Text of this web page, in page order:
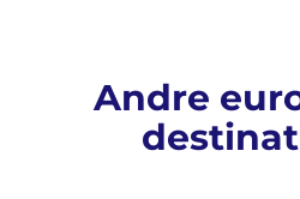
Andre